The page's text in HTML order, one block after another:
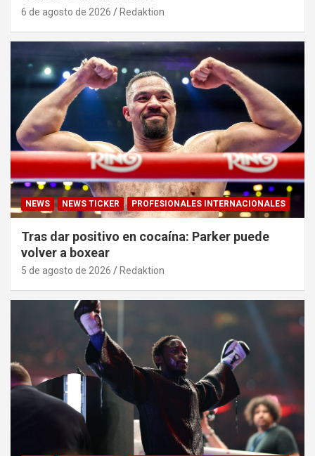
6 de agosto de 2026 Redaktion
NEWS NEWS TICKER PROFESIONALES INTERNACIONALES
Tras dar positivo en cocaína: Parker puede
volver a boxear
5 de agosto de 2026 Redaktion